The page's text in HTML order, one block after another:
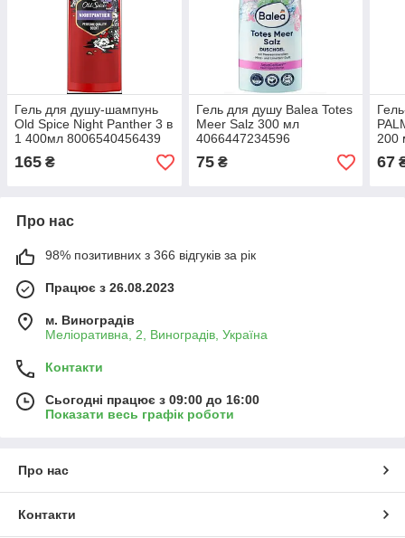
Гель для душу-шампунь
Old Spice Night Panther 3 в
1 400мл 8006540456439
165 ₴
Гель для душу Balea Totes
Meer Salz 300 мл
4066447234596
75₴
200
67
Про нас
98% позитивних з 366 відгуків за рік
Працює з 26.08.2023
м. Виноградів
Меліоративна, 2, Виноградів, Україна
Контакти
Сьогодні працює з 09:00 до 16:00
Показати весь графік роботи
Про нас
Контакти